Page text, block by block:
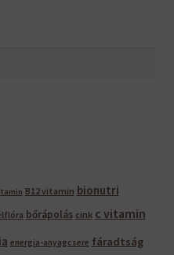
B12 vitamin bionutri
bőrápolás cink c vitamin
energia-anyagcsere fáradtság